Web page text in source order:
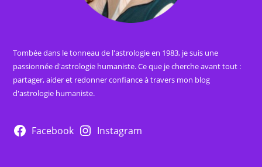
Tombée dans le tonneau de l'astrologie en 1983, je suis une
passionnée d'astrologie humaniste. Ce que je cherche avant tout :
partager, aider et redonner confiance à travers mon blog
d'astrologie humaniste.
Facebook Instagram